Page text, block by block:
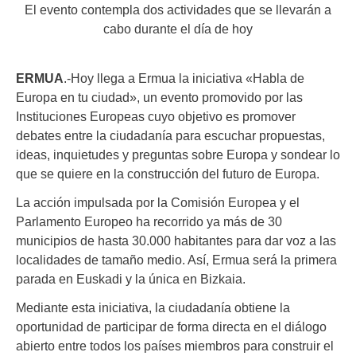
El evento contempla dos actividades que se llevarán a
cabo durante el día de hoy
ERMUA.-Hoy llega a Ermua la iniciativa «Habla de
Europa en tu ciudad», un evento promovido por las
Instituciones Europeas cuyo objetivo es promover
debates entre la ciudadanía para escuchar propuestas,
ideas, inquietudes y preguntas sobre Europa y sondear lo
que se quiere en la construcción del futuro de Europa.
La acción impulsada por la Comisión Europea y el
Parlamento Europeo ha recorrido ya más de 30
municipios de hasta 30.000 habitantes para dar voz a las
localidades de tamaño medio. Así, Ermua será la primera
parada en Euskadi y la única en Bizkaia.
Mediante esta iniciativa, la ciudadanía obtiene la
oportunidad de participar de forma directa en el diálogo
abierto entre todos los países miembros para construir el